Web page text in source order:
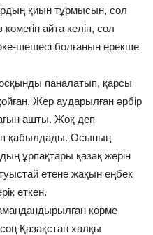
қиын тұрмысын, сол
айта келіп, сол
шешесі болғанын ерекше
паналатып, қарсы
Жер аударылған әрбір
ашты. Жоқ деп
қабылдады. Осының
ұрпақтары қазақ жерін
етене жақын еңбек
еткен.
көрме
Қазақстан халқы